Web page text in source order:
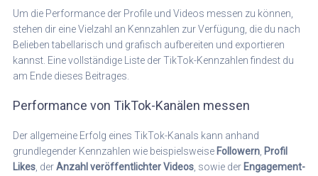
Um die Performance der Profile und Videos messen zu können,
stehen dir eine Vielzahl an Kennzahlen zur Verfügung, die du nach
Belieben tabellarisch und grafisch aufbereiten und exportieren
kannst. Eine vollständige Liste der TikTok-Kennzahlen findest du
am Ende dieses Beitrages.
Performance von TikTok-Kanälen messen
Der allgemeine Erfolg eines TikTok-Kanals kann anhand
grundlegender Kennzahlen wie beispielsweise Followern, Profil
Likes, derAnzahl veröffentlichter Videos, sowie der Engagement-